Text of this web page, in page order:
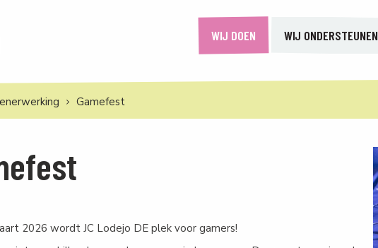
WIJ DOEN WIJ ONDERSTEUNEN
Gamefest
2026 wordt JC Lodejo DE plek voor gamers!